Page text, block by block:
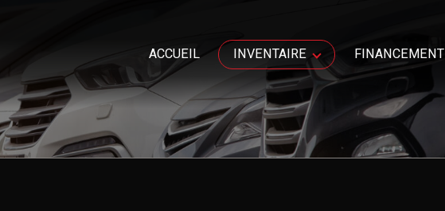
ACCUEIL INVENTAIRE FINANCEMENT